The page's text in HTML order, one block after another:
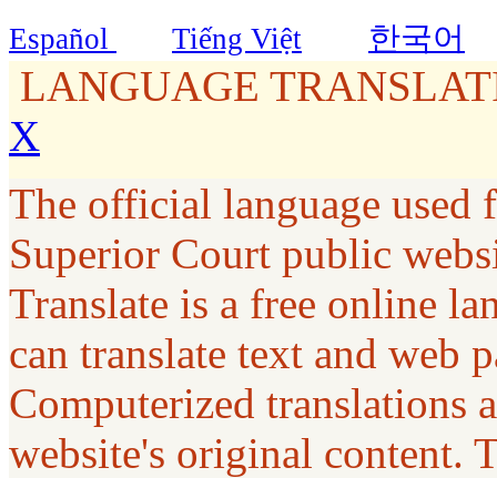
Español Tiếng Việt 한국어
LANGUAGE
X
The official language used
Superior Court public
Translate is a free online
can translate text and web
Computerized translations
website's original content.